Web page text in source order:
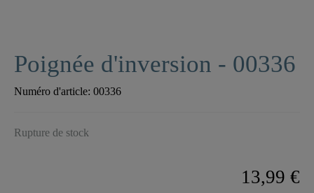
Poignée d'inversion - 00336
Numéro d'article: 00336
Rupture de stock
13,99 €